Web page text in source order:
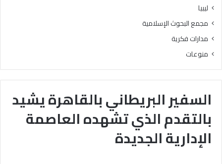
السفير البريطاني بالقاهرة يشيد
بالتقدم الذي تشهده العاصمة
الإدارية الجديدة
ليبيا
مجمع البحوث الإسلامية
مدارات فكرية
منوعات